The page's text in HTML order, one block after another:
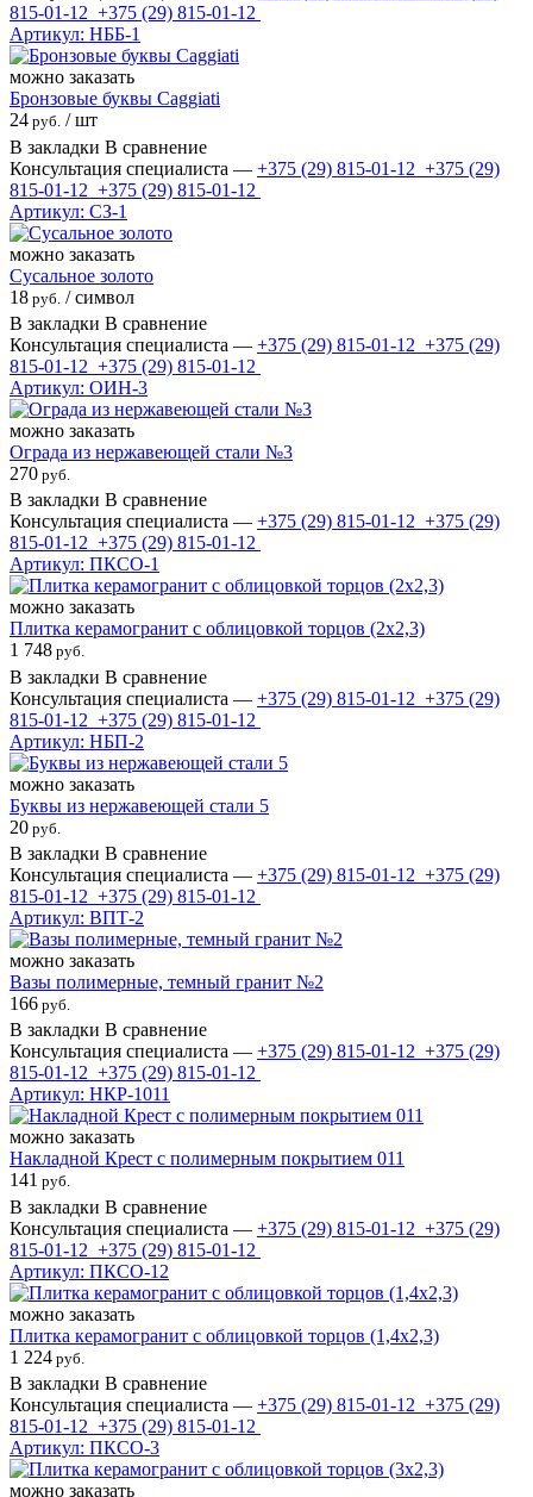
815-01-12 +375 (29) 815-01-12
Артикул: НББ-1
можно заказать
Бронзовые буквы Caggiati
24 руб. / шт
В закладки В сравнение
Консультация специалиста — +375 (29) 815-01-12 +375 (29)
815-01-12 +375 (29) 815-01-12
Артикул: СЗ-1
можно заказать
Сусальное золото
18 руб. / символ
В закладки В сравнение
Консультация специалиста — +375 (29) 815-01-12 +375 (29)
815-01-12 +375 (29) 815-01-12
Артикул: ОИН-3
можно заказать
Ограда из нержавеющей стали №3
270 руб.
В закладки В сравнение
Консультация специалиста — +375 (29) 815-01-12 +375 (29)
815-01-12 +375 (29) 815-01-12
Артикул: ПКСО-1
можно заказать
Плитка керамогранит с облицовкой торцов (2х2,3)
1 748 руб.
В закладки В сравнение
Консультация специалиста — +375 (29) 815-01-12 +375 (29)
815-01-12 +375 (29) 815-01-12
Артикул: НБП-2
можно заказать
Буквы из нержавеющей стали 5
20 руб.
В закладки В сравнение
Консультация специалиста — +375 (29) 815-01-12 +375 (29)
815-01-12 +375 (29) 815-01-12
Артикул: ВПТ-2
можно заказать
Вазы полимерные, темный гранит №2
166 руб.
В закладки В сравнение
Консультация специалиста — +375 (29) 815-01-12 +375 (29)
815-01-12 +375 (29) 815-01-12
Артикул: НКР-1011
можно заказать
Накладной Крест с полимерным покрытием 011
141 руб.
В закладки В сравнение
Консультация специалиста — +375 (29) 815-01-12 +375 (29)
815-01-12 +375 (29) 815-01-12
Артикул: ПКСО-12
можно заказать
Плитка керамогранит с облицовкой торцов (1,4х2,3)
1 224 руб.
В закладки В сравнение
Консультация специалиста — +375 (29) 815-01-12 +375 (29)
815-01-12 +375 (29) 815-01-12
Артикул: ПКСО-3
можно заказать